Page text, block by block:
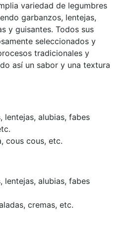
variedad de legumbres
garbanzos, lentejas,
y guisantes. Todos sus
seleccionados y
tradicionales y
así un sabor y una textura
lentejas, alubias, fabes
cous cous, etc.
lentejas, alubias, fabes
cremas, etc.